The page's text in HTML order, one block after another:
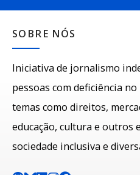
SOBRE NÓS
Iniciativa de jornalismo
pessoas com deficiência
temas como direitos,
educação, cultura e outros
sociedade inclusiva e